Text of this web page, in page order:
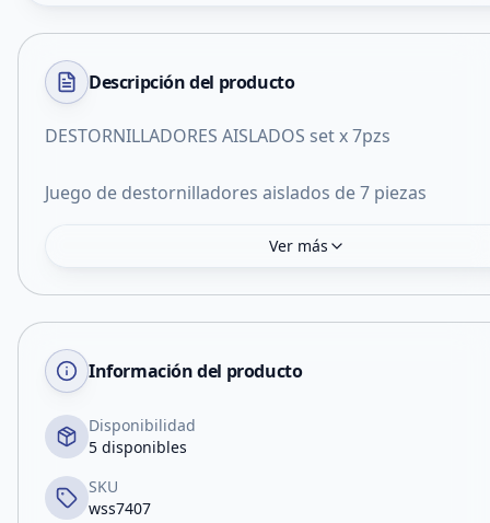
Descripción del producto
DESTORNILLADORES AISLADOS set x 7pzs
Juego de destornilladores aislados de 7 piezas
Ver más
Información del producto
Disponibilidad
5 disponibles
SKU
wss7407